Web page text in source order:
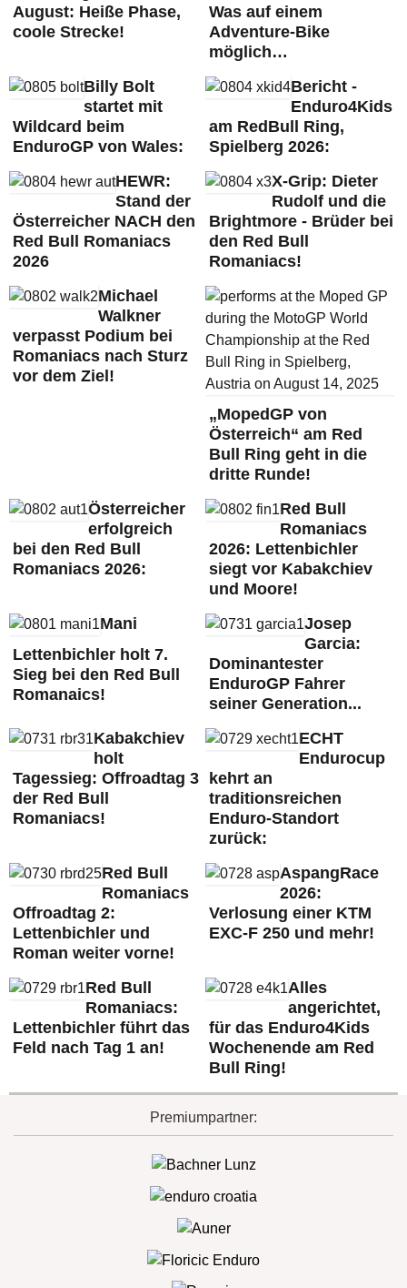
August: Heiße Phase,
coole Strecke!
Was auf einem
Adventure-Bike
möglich…
Billy Bolt
startet mit
Wildcard beim
EnduroGP von Wales:
Bericht -
Enduro4Kids
am RedBull Ring,
Spielberg 2026:
HEWR:
Stand der
Österreicher NACH den
Red Bull Romaniacs
2026
X-Grip: Dieter
Rudolf und die
Brightmore - Brüder bei
den Red Bull
Romaniacs!
Michael
Walkner
verpasst Podium bei
Romaniacs nach Sturz
vor dem Ziel!
„MopedGP von
Österreich“ am Red
Bull Ring geht in die
dritte Runde!
Österreicher
erfolgreich
bei den Red Bull
Romaniacs 2026:
Red Bull
Romaniacs
2026: Lettenbichler
siegt vor Kabakchiev
und Moore!
Mani
Lettenbichler holt 7.
Sieg bei den Red Bull
Romanaics!
Josep
Garcia:
Dominantester
EnduroGP Fahrer
seiner Generation...
Kabakchiev
holt
Tagessieg: Offroadtag 3
der Red Bull
Romaniacs!
ECHT
Endurocup
kehrt an
traditionsreichen
Enduro-Standort
zurück:
Red Bull
Romaniacs
Offroadtag 2:
Lettenbichler und
Roman weiter vorne!
AspangRace
2026:
Verlosung einer KTM
EXC-F 250 und mehr!
Red Bull
Romaniacs:
Lettenbichler führt das
Feld nach Tag 1 an!
Alles
angerichtet,
für das Enduro4Kids
Wochenende am Red
Bull Ring!
Premiumpartner: